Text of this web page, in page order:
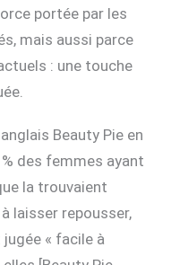
portée par les
mais aussi parce
: une touche
Beauty Pie en
des femmes ayant
la trouvaient
laisser repousser,
« facile à